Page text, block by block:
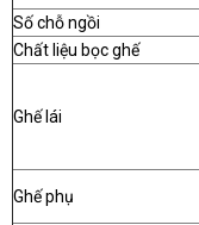
Số chỗ ngồi
Chất liệu bọc ghế
Ghế lái
Ghế phụ